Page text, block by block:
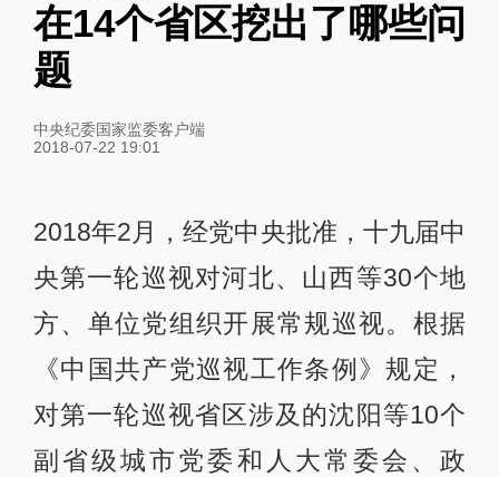
在14个省区挖出了哪些问
题
中央纪委国家监委客户端
2018-07-22 19:01
2018年2月，经党中央批准，十九届中
央第一轮巡视对河北、山西等30个地
方、单位党组织开展常规巡视。根据
《中国共产党巡视工作条例》规定，
对第一轮巡视省区涉及的沈阳等10个
副省级城市党委和人大常委会、政